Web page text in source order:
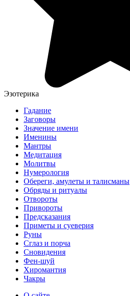
Эзотерика
Гадание
Заговоры
Значение имени
Именины
Мантры
Медитация
Молитвы
Нумерология
Обереги, амулеты и талисманы
Обряды и ритуалы
Отвороты
Привороты
Предсказания
Приметы и суеверия
Руны
Сглаз и порча
Сновидения
Фен-шуй
Хиромантия
Чакры